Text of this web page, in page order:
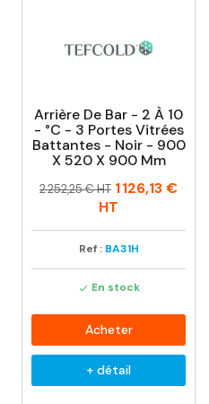
Arrière De Bar - 2 À 10
- °C - 3 Portes Vitrées
Battantes - Noir - 900
X 520 X 900 Mm
Prix
Prix
2 252,25 € HT 1 126,13 €
HT
Ref : BA31H
 En stock
Acheter
+ détail